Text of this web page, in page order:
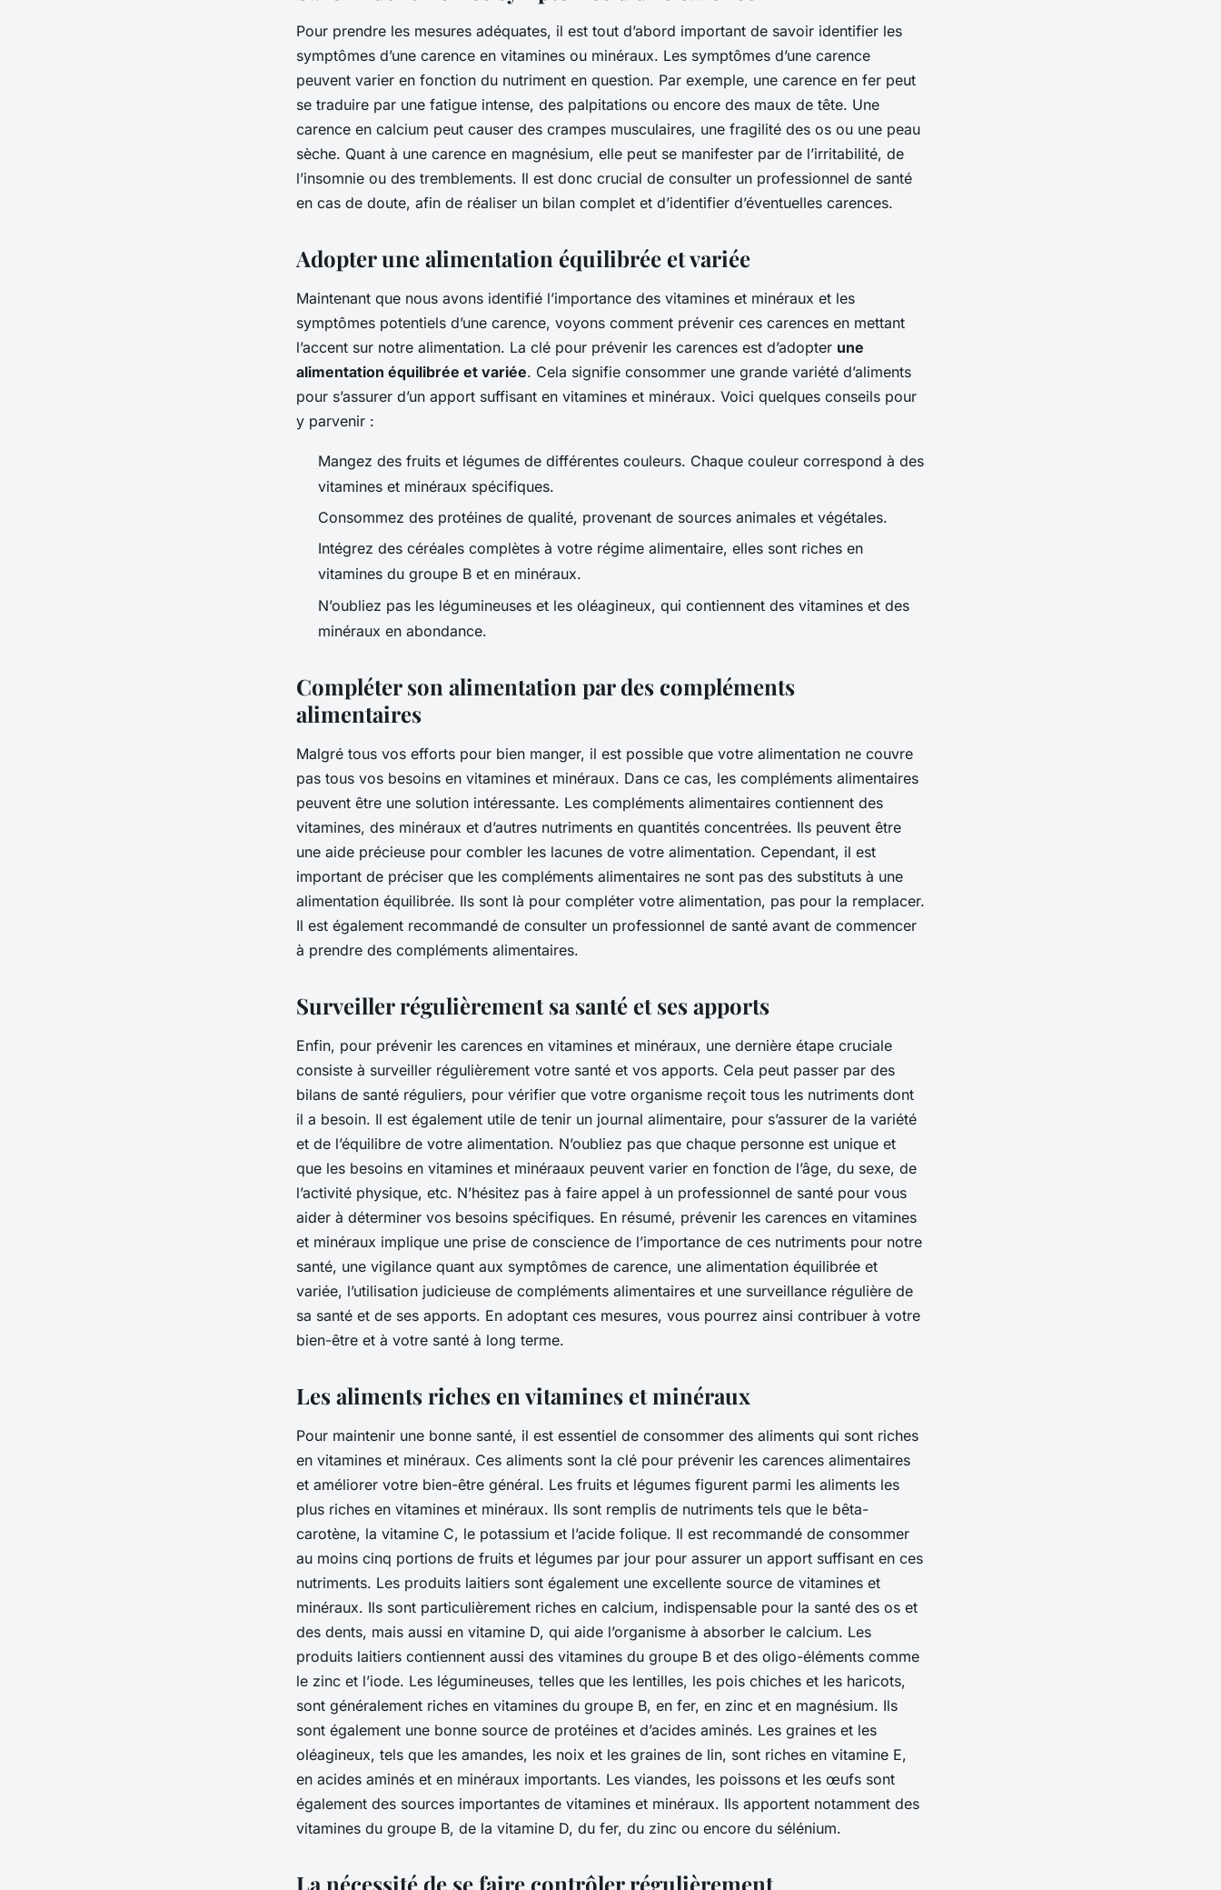
Pour prendre les mesures adéquates, il est tout d’abord important de savoir identifier les
symptômes d’une carence en vitamines ou minéraux. Les symptômes d’une carence
peuvent varier en fonction du nutriment en question. Par exemple, une carence en fer peut
se traduire par une fatigue intense, des palpitations ou encore des maux de tête. Une
carence en calcium peut causer des crampes musculaires, une fragilité des os ou une peau
sèche. Quant à une carence en magnésium, elle peut se manifester par de l’irritabilité, de
l’insomnie ou des tremblements. Il est donc crucial de consulter un professionnel de santé
en cas de doute, afin de réaliser un bilan complet et d’identifier d’éventuelles carences.
Adopter une alimentation équilibrée et variée
Maintenant que nous avons identifié l’importance des vitamines et minéraux et les
symptômes potentiels d’une carence, voyons comment prévenir ces carences en mettant
l’accent sur notre alimentation. La clé pour prévenir les carences est d’adopter une
alimentation équilibrée et variée. Cela signifie consommer une grande variété d’aliments
pour s’assurer d’un apport suffisant en vitamines et minéraux. Voici quelques conseils pour
y parvenir :
Mangez des fruits et légumes de différentes couleurs. Chaque couleur correspond à des
vitamines et minéraux spécifiques.
Consommez des protéines de qualité, provenant de sources animales et végétales.
Intégrez des céréales complètes à votre régime alimentaire, elles sont riches en
vitamines du groupe B et en minéraux.
N’oubliez pas les légumineuses et les oléagineux, qui contiennent des vitamines et des
minéraux en abondance.
Compléter son alimentation par des compléments
alimentaires
Malgré tous vos efforts pour bien manger, il est possible que votre alimentation ne couvre
pas tous vos besoins en vitamines et minéraux. Dans ce cas, les compléments alimentaires
peuvent être une solution intéressante. Les compléments alimentaires contiennent des
vitamines, des minéraux et d’autres nutriments en quantités concentrées. Ils peuvent être
une aide précieuse pour combler les lacunes de votre alimentation. Cependant, il est
important de préciser que les compléments alimentaires ne sont pas des substituts à une
alimentation équilibrée. Ils sont là pour compléter votre alimentation, pas pour la remplacer.
Il est également recommandé de consulter un professionnel de santé avant de commencer
à prendre des compléments alimentaires.
Surveiller régulièrement sa santé et ses apports
Enfin, pour prévenir les carences en vitamines et minéraux, une dernière étape cruciale
consiste à surveiller régulièrement votre santé et vos apports. Cela peut passer par des
bilans de santé réguliers, pour vérifier que votre organisme reçoit tous les nutriments dont
il a besoin. Il est également utile de tenir un journal alimentaire, pour s’assurer de la variété
et de l’équilibre de votre alimentation. N’oubliez pas que chaque personne est unique et
que les besoins en vitamines et minéraaux peuvent varier en fonction de l’âge, du sexe, de
l’activité physique, etc. N’hésitez pas à faire appel à un professionnel de santé pour vous
aider à déterminer vos besoins spécifiques. En résumé, prévenir les carences en vitamines
et minéraux implique une prise de conscience de l’importance de ces nutriments pour notre
santé, une vigilance quant aux symptômes de carence, une alimentation équilibrée et
variée, l’utilisation judicieuse de compléments alimentaires et une surveillance régulière de
sa santé et de ses apports. En adoptant ces mesures, vous pourrez ainsi contribuer à votre
bien-être et à votre santé à long terme.
Les aliments riches en vitamines et minéraux
Pour maintenir une bonne santé, il est essentiel de consommer des aliments qui sont riches
en vitamines et minéraux. Ces aliments sont la clé pour prévenir les carences alimentaires
et améliorer votre bien-être général. Les fruits et légumes figurent parmi les aliments les
plus riches en vitamines et minéraux. Ils sont remplis de nutriments tels que le bêta-
carotène, la vitamine C, le potassium et l’acide folique. Il est recommandé de consommer
au moins cinq portions de fruits et légumes par jour pour assurer un apport suffisant en ces
nutriments. Les produits laitiers sont également une excellente source de vitamines et
minéraux. Ils sont particulièrement riches en calcium, indispensable pour la santé des os et
des dents, mais aussi en vitamine D, qui aide l’organisme à absorber le calcium. Les
produits laitiers contiennent aussi des vitamines du groupe B et des oligo-éléments comme
le zinc et l’iode. Les légumineuses, telles que les lentilles, les pois chiches et les haricots,
sont généralement riches en vitamines du groupe B, en fer, en zinc et en magnésium. Ils
sont également une bonne source de protéines et d’acides aminés. Les graines et les
oléagineux, tels que les amandes, les noix et les graines de lin, sont riches en vitamine E,
en acides aminés et en minéraux importants. Les viandes, les poissons et les œufs sont
également des sources importantes de vitamines et minéraux. Ils apportent notamment des
vitamines du groupe B, de la vitamine D, du fer, du zinc ou encore du sélénium.
La nécessité de se faire contrôler régulièrement